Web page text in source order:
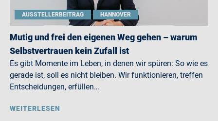
AUSSTELLERBEITRAG HANNOVER
Mutig und frei den eigenen Weg gehen – warum
Selbstvertrauen kein Zufall ist
Es gibt Momente im Leben, in denen wir spüren: So wie es
gerade ist, soll es nicht bleiben. Wir funktionieren, treffen
Entscheidungen, erfüllen…
WEITERLESEN